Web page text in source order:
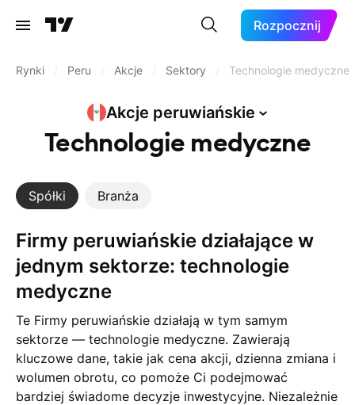
Rozpocznij
Rynki Peru Akcje Sektory Technologie medyczne
Akcje peruwiańskie
Technologie medyczne
Spółki Branża
Firmy peruwiańskie działające w
jednym sektorze: technologie
medyczne
Te Firmy peruwiańskie działają w tym samym
sektorze — technologie medyczne. Zawierają
kluczowe dane, takie jak cena akcji, dzienna zmiana i
wolumen obrotu, co pomoże Ci podejmować
bardziej świadome decyzje inwestycyjne. Niezależnie